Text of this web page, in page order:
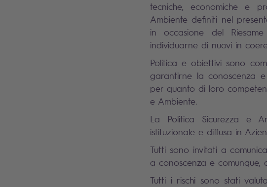
tecniche, economiche e
Ambiente definiti nel
in occasione del
individuarne di nuovi in
Politica e obiettivi sono
garantirne la conoscenza
per quanto di loro
e Ambiente.
La Politica Sicurezza e
istituzionale e diffusa in
Tutti sono invitati a
a conoscenza e comunque,
Tutti i rischi sono stati